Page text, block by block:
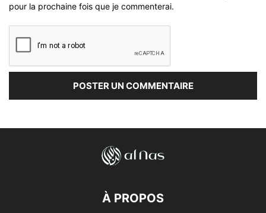
pour la prochaine fois que je commenterai.
À PROPOS